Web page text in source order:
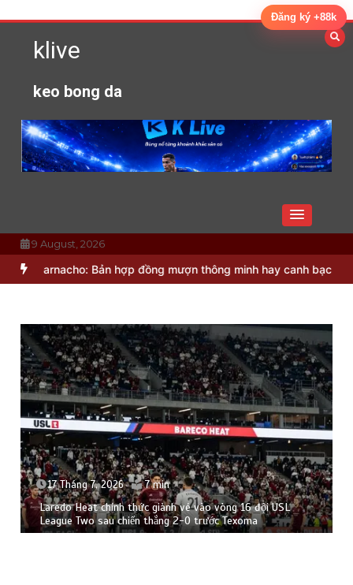
to
contentklive
keo bong da
9 August, 2026
Bản hợp đồng mượn thông minh hay canh bạc lớn? Bruno
17 Tháng 7, 2026 7 min
Laredo Heat chính thức giành vé vào vòng 16 đội USL
League Two sau chiến thắng 2-0 trước Texoma
Đăng ký +88k